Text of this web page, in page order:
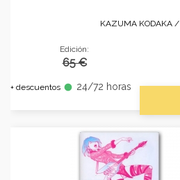
KAZUMA KODAKA /
Edición:
65 €
+ descuentos fiber_manual_record 24/72 horas